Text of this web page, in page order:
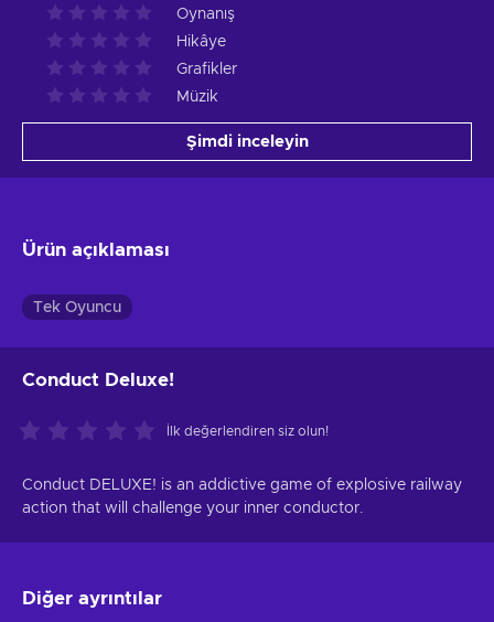
Oynanış
Hikâye
Grafikler
Müzik
Şimdi inceleyin
Ürün açıklaması
Tek Oyuncu
Conduct Deluxe!
İlk değerlendiren siz olun!
Conduct DELUXE! is an addictive game of explosive railway
action that will challenge your inner conductor.
Diğer ayrıntılar